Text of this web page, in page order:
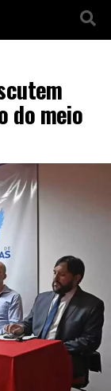
do meio